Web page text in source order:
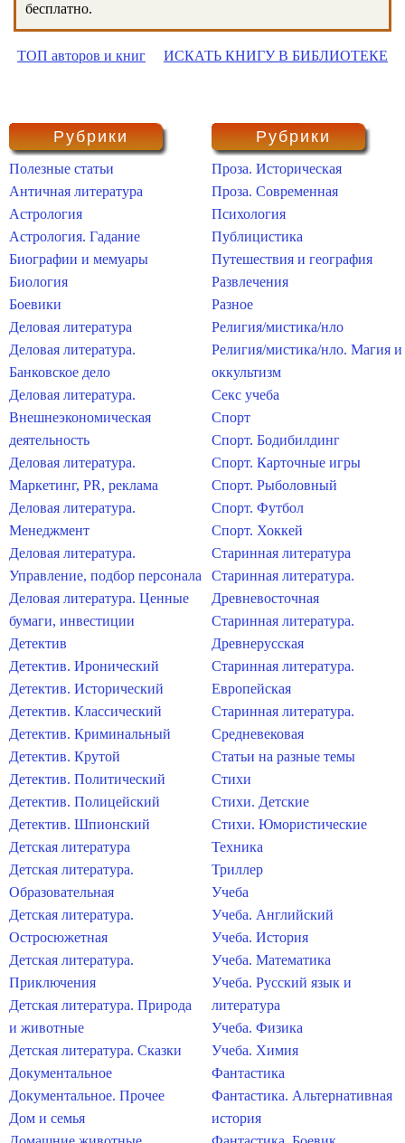
бесплатно.
ТОП авторов и книг ИСКАТЬ КНИГУ В БИБЛИОТЕКЕ
Рубрики
Полезные статьи
Античная литература
Астрология
Астрология. Гадание
Биографии и мемуары
Биология
Боевики
Деловая литература
Деловая литература.
Банковское дело
Деловая литература.
Внешнеэкономическая
деятельность
Деловая литература.
Маркетинг, PR, реклама
Деловая литература.
Менеджмент
Деловая литература.
Управление, подбор персонала
Деловая литература. Ценные
бумаги, инвестиции
Детектив
Детектив. Иронический
Детектив. Исторический
Детектив. Классический
Детектив. Криминальный
Детектив. Крутой
Детектив. Политический
Детектив. Полицейский
Детектив. Шпионский
Детская литература
Детская литература.
Образовательная
Детская литература.
Остросюжетная
Детская литература.
Приключения
Детская литература. Природа
и животные
Детская литература. Сказки
Документальное
Документальное. Прочее
Дом и семья
Рубрики
Проза. Историческая
Проза. Современная
Психология
Публицистика
Путешествия и география
Развлечения
Разное
Религия/мистика/нло
Религия/мистика/нло. Магия и
оккультизм
Секс учеба
Спорт
Спорт. Бодибилдинг
Спорт. Карточные игры
Спорт. Рыболовный
Спорт. Футбол
Спорт. Хоккей
Старинная литература
Старинная литература.
Древневосточная
Старинная литература.
Древнерусская
Старинная литература.
Европейская
Старинная литература.
Средневековая
Статьи на разные темы
Стихи
Стихи. Детские
Стихи. Юмористические
Техника
Триллер
Учеба
Учеба. Английский
Учеба. История
Учеба. Математика
Учеба. Русский язык и
литература
Учеба. Физика
Учеба. Химия
Фантастика
Фантастика. Альтернативная
история